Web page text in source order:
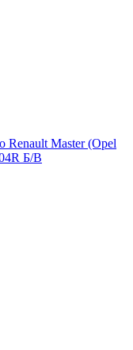
Renault Master (Opel
Б/В